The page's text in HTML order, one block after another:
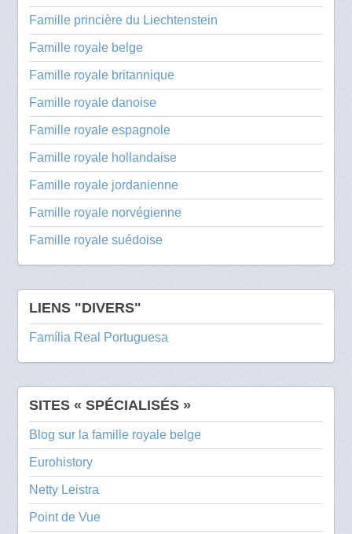
Famille princière du Liechtenstein
Famille royale belge
Famille royale britannique
Famille royale danoise
Famille royale espagnole
Famille royale hollandaise
Famille royale jordanienne
Famille royale norvégienne
Famille royale suédoise
LIENS "DIVERS"
Família Real Portuguesa
SITES « SPÉCIALISÉS »
Blog sur la famille royale belge
Eurohistory
Netty Leistra
Point de Vue